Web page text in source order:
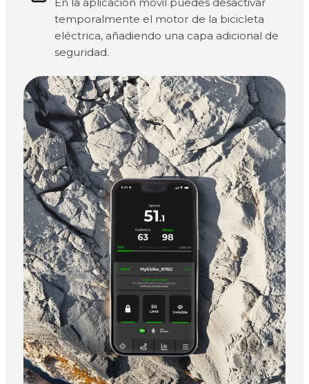
temporalmente el motor de la bicicleta
eléctrica, añadiendo una capa adicional de
seguridad.